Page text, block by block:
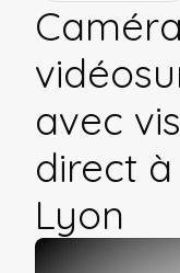
avec
direct
Lyon